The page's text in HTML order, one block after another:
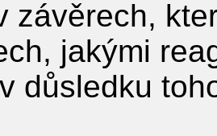
závěrech,
jakými
důsledku